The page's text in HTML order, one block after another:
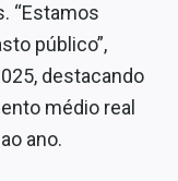
“Estamos
público”,
destacando
médio real
ano.